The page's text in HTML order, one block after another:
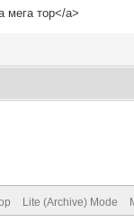
мега тор</a>
Lite (Archive) Mode